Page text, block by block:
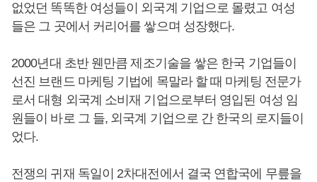
없었던 똑똑한 여성들이 외국계 기업으로 몰렸고 여성
들은 그 곳에서 커리어를 쌓으며 성장했다.
2000년대 초반 웬만큼 제조기술을 쌓은 한국 기업들이
선진 브랜드 마케팅 기법에 목말라 할 때 마케팅 전문가
로서 대형 외국계 소비재 기업으로부터 영입된 여성 임
원들이 바로 그 들, 외국계 기업으로 간 한국의 로지들이
었다.
전쟁의 귀재 독일이 2차대전에서 결국 연합국에 무릎을